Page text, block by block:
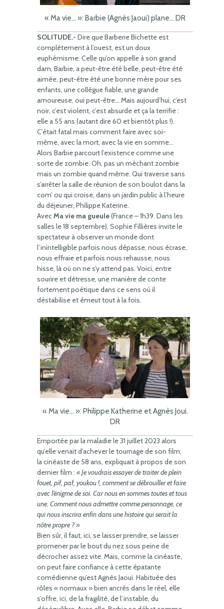
« Ma vie… »: Barbie (Agnès Jaoui) plane… DR
SOLITUDE.- Dire que Barberie Bichette est
complètement à l’ouest, est un doux
euphémisme. Celle qu’on appelle à son grand
dam, Barbie, a peut-être été belle, peut-être été
aimée, peut-être été une bonne mère pour ses
enfants, une collègue fiable, une grande
amoureuse, oui peut-être… Mais aujourd’hui, c’est
noir, c’est violent, c’est absurde et ça la terrifie :
elle a 55 ans (autant dire 60 et bientôt plus !).
C’était fatal mais comment faire avec soi-
même, avec la mort, avec la vie en somme…
Alors Barbie parcourt l’existence comme une
sorte de zombie. Oh, pas un méchant zombie
mais un zombie quand même. Qui traverse sans
s’arrêter la salle de réunion de son boulot dans la
com’ ou qui croise, dans un jardin public à l’heure
du déjeuner, Philippe Katerine.
AvecMa vie ma gueule(France – 1h39. Dans les
salles le 18 septembre), Sophie Fillières invite le
spectateur à observer un monde dont
l’inintelligible parfois nous dépasse, nous écrase,
nous effraie et parfois nous rehausse, nous
hisse, là où on ne s’y attend pas. Voici, entre
sourire et détresse, une manière de conte
fortement poétique dans ce sens où il
déstabilise et émeut tout à la fois.
« Ma vie… »: Philippe Katherine et Agnès Joui.
DR
Emportée par la maladie le 31 juillet 2023 alors
qu’elle venait d’achever le tournage de son film,
la cinéaste de 58 ans, expliquait à propos de son
dernier film : « Je voudrais essayer de traiter de plein
fouet, pif, paf, youkou !, comment se débrouiller et faire
avec l’énigme de soi. Car nous en sommes toutes et tous
une. Comment nous admettre comme personnage, ce
qui nous inscrira enfin dans une histoire qui serait la
nôtre propre ? »
Bien sûr, il faut, ici, se laisser prendre, se laisser
promener par le bout du nez sous peine de
décrocher assez vite. Mais, comme la cinéaste,
on peut faire confiance à cette épatante
comédienne qu’est Agnès Jaoui. Habituée des
rôles « normaux » bien ancrés dans le réel, elle
s’offre, ici, de la fragilité, de l’instable, du